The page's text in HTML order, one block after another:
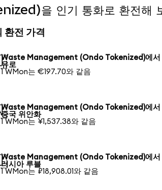
을 인기 통화로 환전해
전 가격
Waste Management (Ondo Tokenized)에서
유로
1 WMon는 €197.70와 같음
Waste Management (Ondo Tokenized)에서
중국 위안화
1 WMon는 ¥1,537.38와 같음
Waste Management (Ondo Tokenized)에서
러시아 루블
1 WMon는 ₽18,908.01와 같음